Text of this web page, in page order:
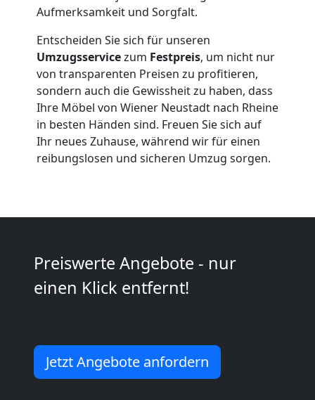
Aufmerksamkeit und Sorgfalt.
Entscheiden Sie sich für unseren
Umzugsservicezum Festpreis, um nicht nur
von transparenten Preisen zu profitieren,
sondern auch die Gewissheit zu haben, dass
Ihre Möbel von Wiener Neustadt nach Rheine
in besten Händen sind. Freuen Sie sich auf
Ihr neues Zuhause, während wir für einen
reibungslosen und sicheren Umzug sorgen.
Preiswerte Angebote - nur
einen Klick entfernt!
Jetzt Angebote anfordern
Wiener
Neustadt
Tragehilfe
Wiener
Kleiner
Umzug
Neustadt